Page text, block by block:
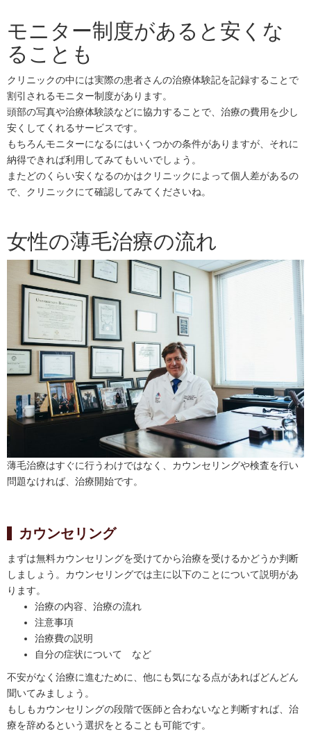
モニター制度があると安くな
ることも
クリニックの中には実際の患者さんの治療体験記を記録することで
割引されるモニター制度があります。
頭部の写真や治療体験談などに協力することで、治療の費用を少し
安くしてくれるサービスです。
もちろんモニターになるにはいくつかの条件がありますが、それに
納得できれば利用してみてもいいでしょう。
またどのくらい安くなるのかはクリニックによって個人差があるの
で、クリニックにて確認してみてくださいね。
女性の薄毛治療の流れ
薄毛治療はすぐに行うわけではなく、カウンセリングや検査を行い
問題なければ、治療開始です。
カウンセリング
まずは無料カウンセリングを受けてから治療を受けるかどうか判断
しましょう。カウンセリングでは主に以下のことについて説明があ
ります。
治療の内容、治療の流れ
注意事項
治療費の説明
自分の症状について など
不安がなく治療に進むために、他にも気になる点があればどんどん
聞いてみましょう。
もしもカウンセリングの段階で医師と合わないなと判断すれば、治
療を辞めるという選択をとることも可能です。